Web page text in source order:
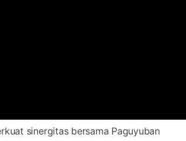
sinergitas bersama Paguyuban